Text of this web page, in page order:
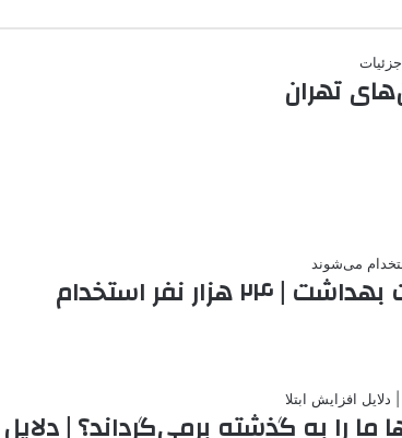
اعلام زمان برگزاری آزمون استخدامی وزارت بهداشت | ۲۴ هزار نفر استخدام
ما را به گذشته برمی‌گرداند؟ | دلایل